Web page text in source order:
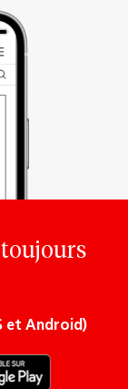
et Android)